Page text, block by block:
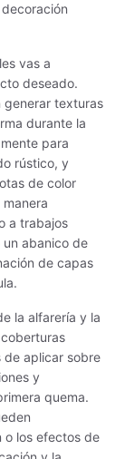
vas a
deseado.
generar texturas
durante la
para
rústico, y
de color
a trabajos
abanico de
de capas
la alfarería y la
de aplicar sobre
y
quema.
o los efectos de